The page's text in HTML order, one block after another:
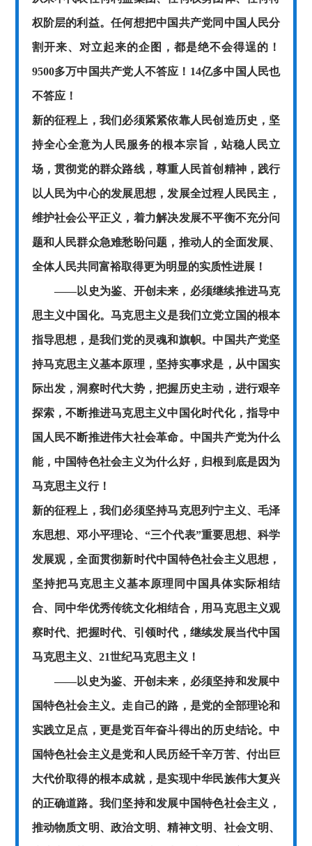
权阶层的利益。任何想把中国共产党同中国人民分
割开来、对立起来的企图，都是绝不会得逞的！
9500多万中国共产党人不答应！14亿多中国人民也
不答应！
新的征程上，我们必须紧紧依靠人民创造历史，坚
持全心全意为人民服务的根本宗旨，站稳人民立
场，贯彻党的群众路线，尊重人民首创精神，践行
以人民为中心的发展思想，发展全过程人民民主，
维护社会公平正义，着力解决发展不平衡不充分问
题和人民群众急难愁盼问题，推动人的全面发展、
全体人民共同富裕取得更为明显的实质性进展！
——以史为鉴、开创未来，必须继续推进马克
思主义中国化。马克思主义是我们立党立国的根本
指导思想，是我们党的灵魂和旗帜。中国共产党坚
持马克思主义基本原理，坚持实事求是，从中国实
际出发，洞察时代大势，把握历史主动，进行艰辛
探索，不断推进马克思主义中国化时代化，指导中
国人民不断推进伟大社会革命。中国共产党为什么
能，中国特色社会主义为什么好，归根到底是因为
马克思主义行！
新的征程上，我们必须坚持马克思列宁主义、毛泽
东思想、邓小平理论、 “三个代表”重要思想、科学
发展观，全面贯彻新时代中国特色社会主义思想，
坚持把马克思主义基本原理同中国具体实际相结
合、同中华优秀传统文化相结合，用马克思主义观
察时代、把握时代、引领时代，继续发展当代中国
马克思主义、21世纪马克思主义！
——以史为鉴、开创未来，必须坚持和发展中
国特色社会主义。走自己的路，是党的全部理论和
实践立足点，更是党百年奋斗得出的历史结论。中
国特色社会主义是党和人民历经千辛万苦、付出巨
大代价取得的根本成就，是实现中华民族伟大复兴
的正确道路。我们坚持和发展中国特色社会主义，
推动物质文明、政治文明、精神文明、社会文明、